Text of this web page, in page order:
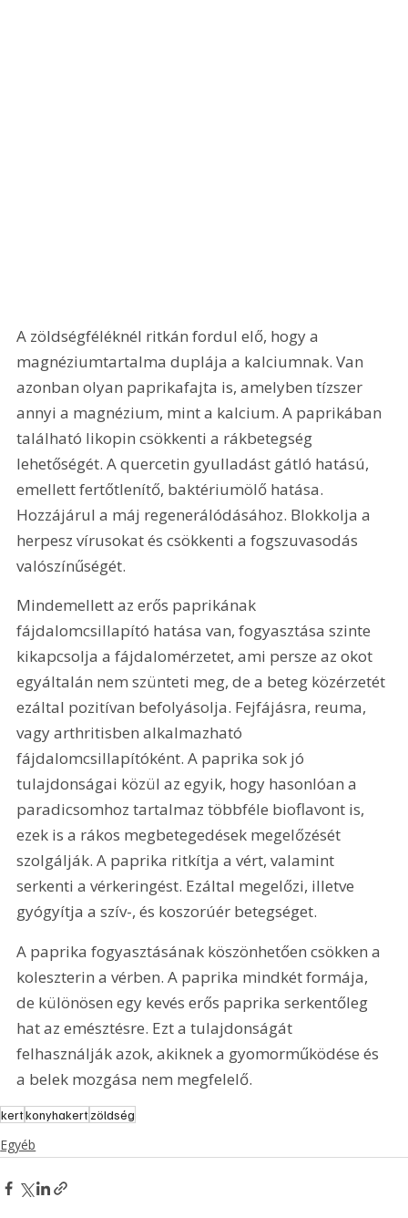
A zöldségféléknél ritkán fordul elő, hogy a
magnéziumtartalma duplája a kalciumnak. Van
azonban olyan paprikafajta is, amelyben tízszer
annyi a magnézium, mint a kalcium. A paprikában
található likopin csökkenti a rákbetegség
lehetőségét. A quercetin gyulladást gátló hatású,
emellett fertőtlenítő, baktériumölő hatása.
Hozzájárul a máj regenerálódásához. Blokkolja a
herpesz vírusokat és csökkenti a fogszuvasodás
valószínűségét.
Mindemellett az erős paprikának
fájdalomcsillapító hatása van, fogyasztása szinte
kikapcsolja a fájdalomérzetet, ami persze az okot
egyáltalán nem szünteti meg, de a beteg közérzetét
ezáltal pozitívan befolyásolja. Fejfájásra, reuma,
vagy arthritisben alkalmazható
fájdalomcsillapítóként. A paprika sok jó
tulajdonságai közül az egyik, hogy hasonlóan a
paradicsomhoz tartalmaz többféle bioflavont is,
ezek is a rákos megbetegedések megelőzését
szolgálják. A paprika ritkítja a vért, valamint
serkenti a vérkeringést. Ezáltal megelőzi, illetve
gyógyítja a szív-, és koszorúér betegséget.
A paprika fogyasztásának köszönhetően csökken a
koleszterin a vérben. A paprika mindkét formája,
de különösen egy kevés erős paprika serkentőleg
hat az emésztésre. Ezt a tulajdonságát
felhasználják azok, akiknek a gyomorműködése és
a belek mozgása nem megfelelő.
kertkonyhakertzöldség
Egyéb